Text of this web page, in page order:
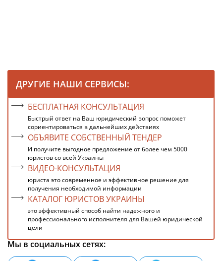
ДРУГИЕ НАШИ СЕРВИСЫ:
БЕСПЛАТНАЯ КОНСУЛЬТАЦИЯ
Быстрый ответ на Ваш юридический вопрос поможет
сориентироваться в дальнейших действиях
ОБЪЯВИТЕ СОБСТВЕННЫЙ ТЕНДЕР
И получите выгодное предложение от более чем 5000
юристов со всей Украины
ВИДЕО-КОНСУЛЬТАЦИЯ
юриста это современное и эффективное решение для
получения необходимой информации
КАТАЛОГ ЮРИСТОВ УКРАИНЫ
это эффективный способ найти надежного и
профессионального исполнителя для Вашей юридической
цели
Мы в социальных сетях: